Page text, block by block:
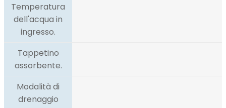
Temperatura
dell'acqua in
ingresso.
Tappetino
assorbente.
Modalità di
drenaggio